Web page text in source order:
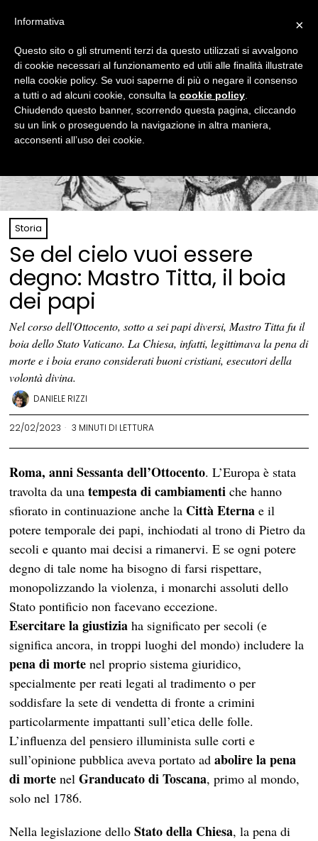
Storia
Se del cielo vuoi essere
degno: Mastro Titta, il boia
dei papi
Nel corso dell'Ottocento, sotto a sei papi diversi, Mastro Titta fu il
boia dello Stato Vaticano. La Chiesa, infatti, legittimava la pena di
morte e i boia erano considerati buoni cristiani, esecutori della
volontà divina.
DANIELE RIZZI
22/02/2023 3 MINUTI DI LETTURA
Roma, anni Sessanta dell’Ottocento. L’Europa è stata
travolta da unatempesta di cambiamenti che hanno
sfiorato in continuazione anche la Città Eterna e il
potere temporale dei papi, inchiodati al trono di Pietro da
secoli e quanto mai decisi a rimanervi. E se ogni potere
degno di tale nome ha bisogno di farsi rispettare,
monopolizzando la violenza, i monarchi assoluti dello
Stato pontificio non facevano eccezione.
Esercitare la giustizia ha significato per secoli (e
significa ancora, in troppi luoghi del mondo) includere la
pena di morte nel proprio sistema giuridico,
specialmente per reati legati al tradimento o per
soddisfare la sete di vendetta di fronte a crimini
particolarmente impattanti sull’etica delle folle.
L’influenza del pensiero illuminista sulle corti e
sull’opinione pubblica aveva portato adabolire la pena
di morte nelGranducato di Toscana, primo al mondo,
solo nel 1786.
Nella legislazione delloStato della Chiesa, la pena di
×
Informativa
Questo sito o gli strumenti terzi da questo utilizzati si avvalgono
di cookie necessari al funzionamento ed utili alle finalità illustrate
nella cookie policy. Se vuoi saperne di più o negare il consenso
a tutti o ad alcuni cookie, consulta la cookie policy
Chiudendo questo banner, scorrendo questa pagina, cliccando
su un link o proseguendo la navigazione in altra maniera,
acconsenti all’uso dei cookie.